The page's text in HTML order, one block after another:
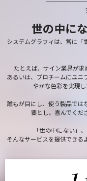
世の中に
システムグラフィは、常に「
たとえば、サイン業界が求
あるいは、プロチームにユニ
やかな色彩を実現
誰もが目にし、使う製品では
要とし、喜んでくだ
「世の中にない」
そんなサービスを提供できる